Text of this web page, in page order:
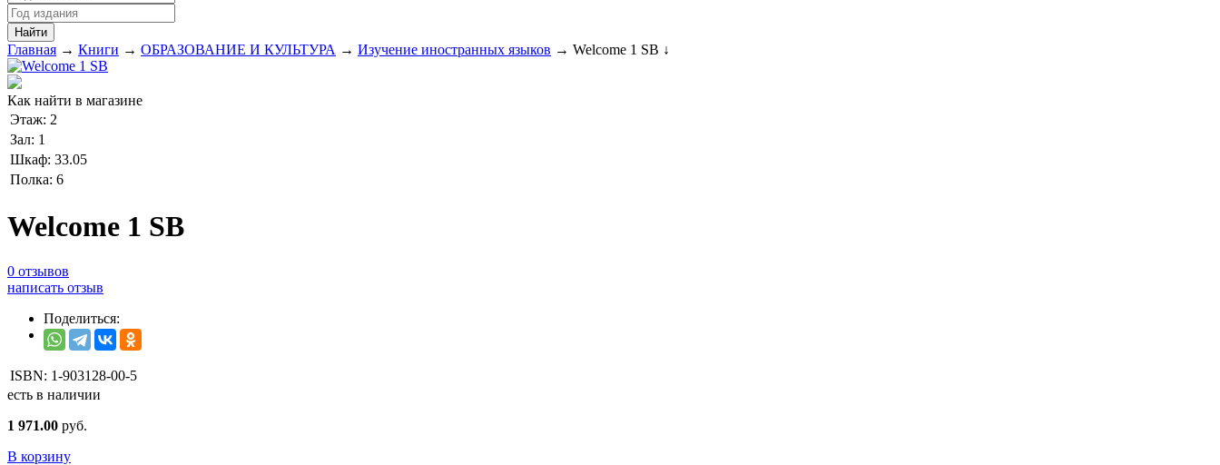
Главная → Книги → ОБРАЗОВАНИЕ И КУЛЬТУРА → Изучение иностранных языков → Welcome 1 SB ↓
Как найти в магазине
Этаж: 2
Зал: 1
Шкаф: 33.05
Полка: 6
Welcome 1 SB
0 отзывов
написать отзыв
Поделиться:
ISBN: 1-903128-00-5
есть в наличии
1 971.00 руб.
В корзину